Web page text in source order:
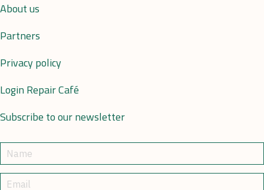
About us
Partners
Privacy policy
Login Repair Café
Subscribe to our newsletter